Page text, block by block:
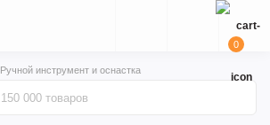
Ручной инструмент и оснастка
0